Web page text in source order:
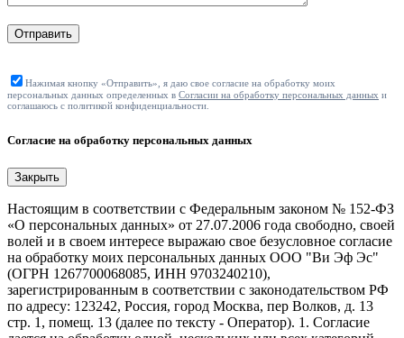
Отправить
Нажимая кнопку «Отправить», я даю свое согласие на обработку моих
персональных данных определенных в Согласии на обработку персональных данных и
соглашаюсь с политикой конфиденциальности.
Согласие на обработку персональных данных
Закрыть
Настоящим в соответствии с Федеральным законом № 152-ФЗ
«О персональных данных» от 27.07.2006 года свободно, своей
волей и в своем интересе выражаю свое безусловное согласие
на обработку моих персональных данных ООО "Ви Эф Эс"
(ОГРН 1267700068085, ИНН 9703240210),
зарегистрированным в соответствии с законодательством РФ
по адресу: 123242, Россия, город Москва, пер Волков, д. 13
стр. 1, помещ. 13 (далее по тексту - Оператор). 1. Согласие